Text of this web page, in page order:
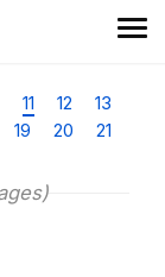
11 12
13
19 20 21